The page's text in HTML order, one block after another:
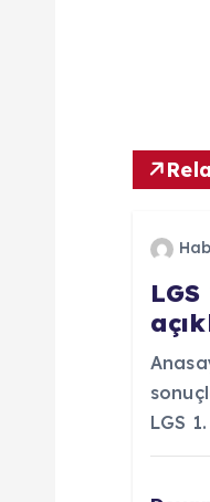
LGS